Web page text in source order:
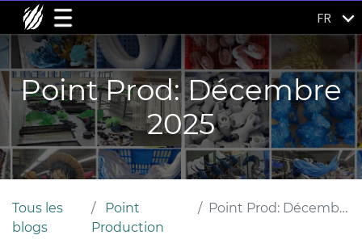
FR
Point Prod: Décembre
2025
Tous les
blogs
Point
Production
Point Prod: Décembre 2025